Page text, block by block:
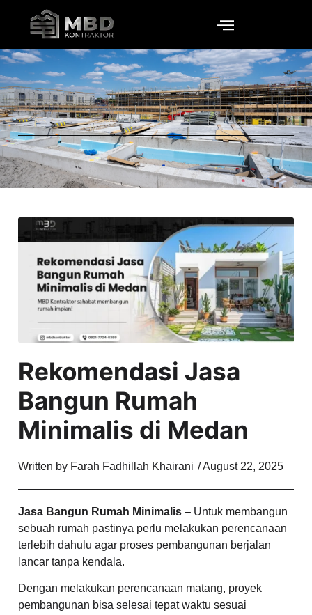
Rekomendasi Jasa
Bangun Rumah
Minimalis di Medan
Written by Farah Fadhillah Khairani /August 22, 2025
Jasa Bangun Rumah Minimalis – Untuk membangun
sebuah rumah pastinya perlu melakukan perencanaan
terlebih dahulu agar proses pembangunan berjalan
lancar tanpa kendala.
Dengan melakukan perencanaan matang, proyek
pembangunan bisa selesai tepat waktu sesuai